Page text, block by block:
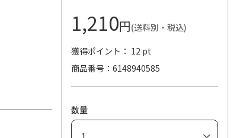
1,210円(送料別・税込)
獲得ポイント： 12 pt
商品番号
6148940585
数量